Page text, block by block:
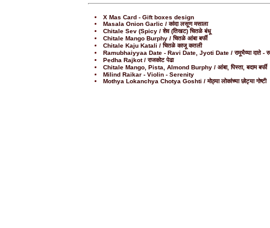
X Mas Card - Gift boxes design
Masala Onion Garlic / कांदा लसूण मसाला
Chitale Sev (Spicy / शेव (तिखट) चितळे बंधू
Chitale Mango Burphy / चितळे आंबा बर्फी
Chitale Kaju Katali / चितळे काजू कतली
Ramubhaiyyaa Date - Ravi Date, Jyoti Date / रामूभैय्या दाते - रवी
Pedha Rajkot / राजकोट पेढा
Chitale Mango, Pista, Almond Burphy / आंबा, पिस्ता, बदाम बर्फी
Milind Raikar - Violin - Serenity
Mothya Lokanchya Chotya Goshti / मोठ्या लोकांच्या छोट्या गोष्टी